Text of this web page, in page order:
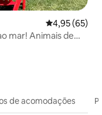
4,95 de uma
4,95 (65)
mar! Animais de
de acomodações